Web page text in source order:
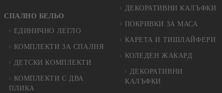
СПАЛНО БЕЛЬО
ЕДИНИЧНО ЛЕГЛО
КОМПЛЕКТИ ЗА СПАЛНЯ
ДЕТСКИ КОМПЛЕКТИ
КОМПЛЕКТИ С ДВА
ПЛИКА
ДЕКОРАТИВНИ КАЛЪФКИ
ПОКРИВКИ ЗА МАСА
КАРЕТА И ТИШЛАЙФЕРИ
КОЛЕДЕН ЖАКАРД
ДЕКОРАТИВНИ
КАЛЪФКИ